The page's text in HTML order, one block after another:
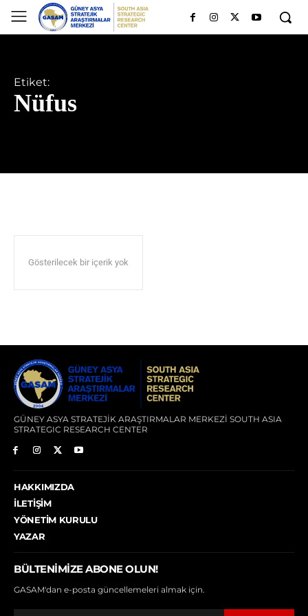
Etiket:
Nüfus
Gösterilecek bir içerik yok
GÜNEY ASYA STRATEJİK ARAŞTIRMALAR MERKEZİ SOUTH ASIA
STRATEGIC RESEARCH CENTER
HAKKIMIZDA
İLETIŞIM
YÖNETIM KURULU
YAZAR
BÜLTENIMIZE ABONE OLUN!
GASAM'dan e-posta güncellemeleri almak için.